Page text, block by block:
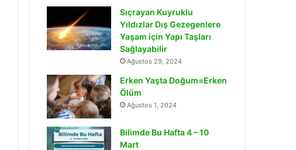
Sıçrayan Kuyruklu
Yıldızlar Dış Gezegenlere
Yaşam için Yapı Taşları
Sağlayabilir
Ağustos 29, 2024
Erken Yaşta Doğum=Erken
Ölüm
Ağustos 1, 2024
Bilimde Bu Hafta 4 – 10
Mart